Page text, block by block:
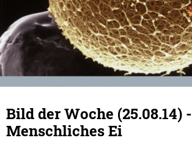
Bild der Woche (25.08.14) -
Menschliches Ei